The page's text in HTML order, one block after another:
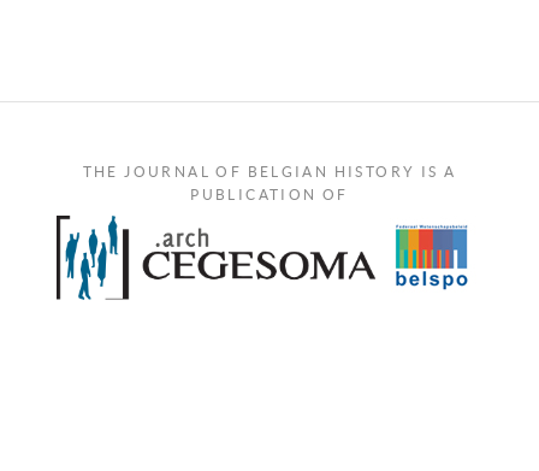
THE JOURNAL OF BELGIAN HISTORY IS A
PUBLICATION OF